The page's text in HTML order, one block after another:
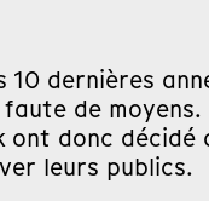
dernières
de moyens.
ont donc décidé
leurs publics.